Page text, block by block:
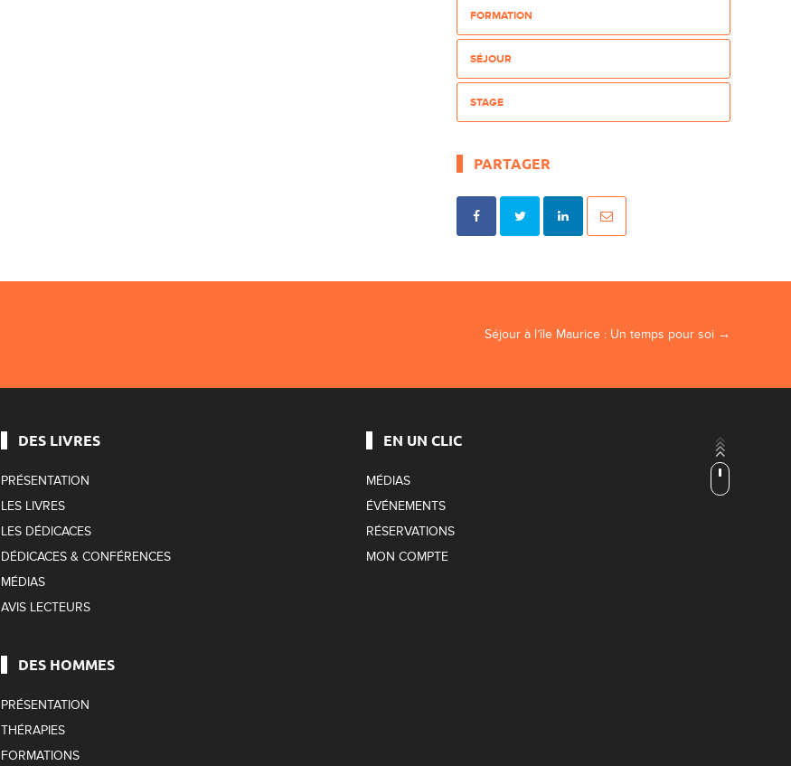
FORMATION
SÉJOUR
STAGE
PARTAGER
Séjour à l’île Maurice : Un temps pour soi →
DES LIVRES
PRÉSENTATION
LES LIVRES
LES DÉDICACES
DÉDICACES & CONFÉRENCES
MÉDIAS
AVIS LECTEURS
DES HOMMES
PRÉSENTATION
THÉRAPIES
FORMATIONS
EN UN CLIC
MÉDIAS
ÉVÉNEMENTS
RÉSERVATIONS
MON COMPTE